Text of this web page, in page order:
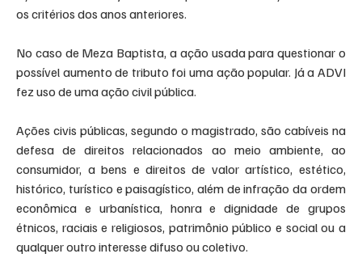
os critérios dos anos anteriores.
No caso de Meza Baptista, a ação usada para questionar o
possível aumento de tributo foi uma ação popular. Já a ADVI
fez uso de uma ação civil pública.
Ações civis públicas, segundo o magistrado, são cabíveis na
defesa de direitos relacionados ao meio ambiente, ao
consumidor, a bens e direitos de valor artístico, estético,
histórico, turístico e paisagístico, além de infração da ordem
econômica e urbanística, honra e dignidade de grupos
étnicos, raciais e religiosos, patrimônio público e social ou a
qualquer outro interesse difuso ou coletivo.